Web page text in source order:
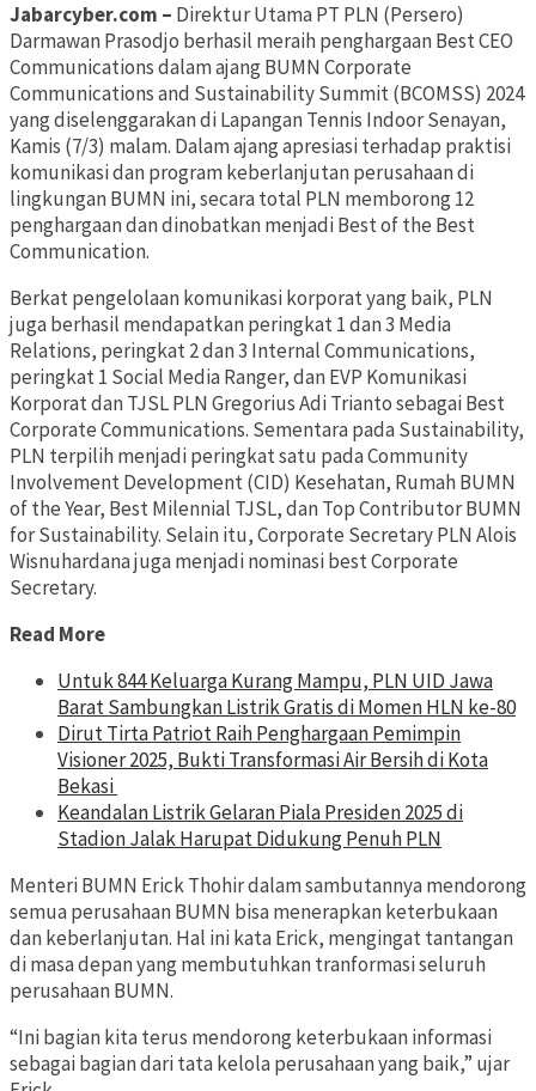
Jabarcyber.com – Direktur Utama PT PLN (Persero)
Darmawan Prasodjo berhasil meraih penghargaan Best CEO
Communications dalam ajang BUMN Corporate
Communications and Sustainability Summit (BCOMSS) 2024
yang diselenggarakan di Lapangan Tennis Indoor Senayan,
Kamis (7/3) malam. Dalam ajang apresiasi terhadap praktisi
komunikasi dan program keberlanjutan perusahaan di
lingkungan BUMN ini, secara total PLN memborong 12
penghargaan dan dinobatkan menjadi Best of the Best
Communication.
Berkat pengelolaan komunikasi korporat yang baik, PLN
juga berhasil mendapatkan peringkat 1 dan 3 Media
Relations, peringkat 2 dan 3 Internal Communications,
peringkat 1 Social Media Ranger, dan EVP Komunikasi
Korporat dan TJSL PLN Gregorius Adi Trianto sebagai Best
Corporate Communications. Sementara pada Sustainability,
PLN terpilih menjadi peringkat satu pada Community
Involvement Development (CID) Kesehatan, Rumah BUMN
of the Year, Best Milennial TJSL, dan Top Contributor BUMN
for Sustainability. Selain itu, Corporate Secretary PLN Alois
Wisnuhardana juga menjadi nominasi best Corporate
Secretary.
Read More
Untuk 844 Keluarga Kurang Mampu, PLN UID Jawa
Barat Sambungkan Listrik Gratis di Momen HLN ke-80
‎Dirut Tirta Patriot Raih Penghargaan Pemimpin
Visioner 2025, Bukti Transformasi Air Bersih di Kota
Bekasi ‎
Keandalan Listrik Gelaran Piala Presiden 2025 di
Stadion Jalak Harupat Didukung Penuh PLN
Menteri BUMN Erick Thohir dalam sambutannya mendorong
semua perusahaan BUMN bisa menerapkan keterbukaan
dan keberlanjutan. Hal ini kata Erick, mengingat tantangan
di masa depan yang membutuhkan tranformasi seluruh
perusahaan BUMN.
“Ini bagian kita terus mendorong keterbukaan informasi
sebagai bagian dari tata kelola perusahaan yang baik,” ujar